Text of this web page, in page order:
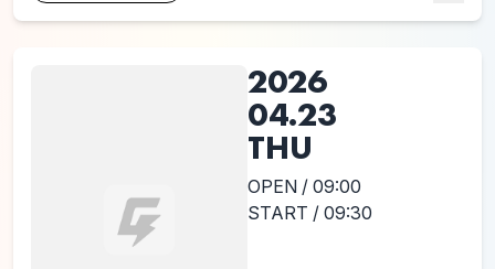
2026
04.23
THU
OPEN / 09:00
START / 09:30